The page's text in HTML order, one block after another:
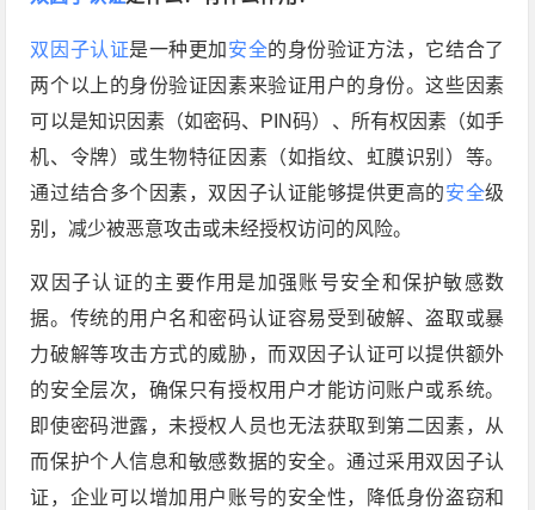
双因子认证是一种更加安全的身份验证方法，它结合了
两个以上的身份验证因素来验证用户的身份。这些因素
可以是知识因素（如密码、PIN码）、所有权因素（如手
机、令牌）或生物特征因素（如指纹、虹膜识别）等。
通过结合多个因素，双因子认证能够提供更高的安全级
别，减少被恶意攻击或未经授权访问的风险。
双因子认证的主要作用是加强账号安全和保护敏感数
据。传统的用户名和密码认证容易受到破解、盗取或暴
力破解等攻击方式的威胁，而双因子认证可以提供额外
的安全层次，确保只有授权用户才能访问账户或系统。
即使密码泄露，未授权人员也无法获取到第二因素，从
而保护个人信息和敏感数据的安全。通过采用双因子认
证，企业可以增加用户账号的安全性，降低身份盗窃和